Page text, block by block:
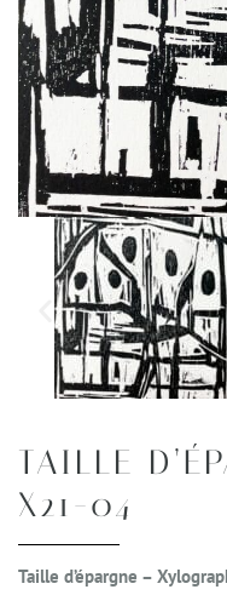
TAILLE
X21-04
Taille d’épargne –